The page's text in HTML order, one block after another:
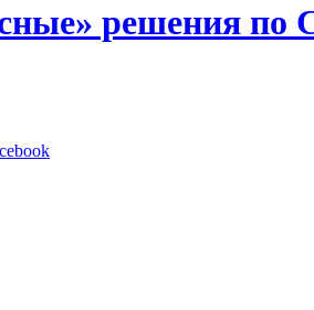
решения по